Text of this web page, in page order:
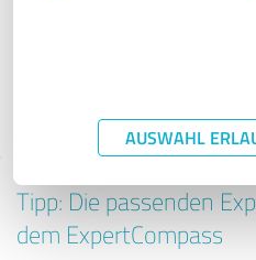
AUSWAHL
Tipp: Die passenden
dem ExpertCompass